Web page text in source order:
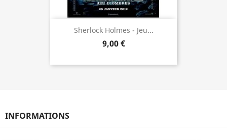
Sherlock Holmes - Jeu...
9,00 €
INFORMATIONS